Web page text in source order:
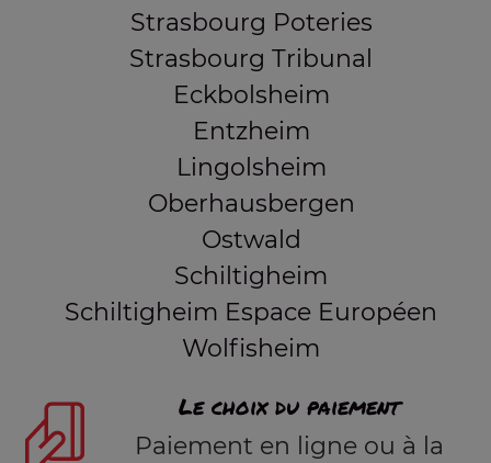
Strasbourg Poteries
Strasbourg Tribunal
Eckbolsheim
Entzheim
Lingolsheim
Oberhausbergen
Ostwald
Schiltigheim
Schiltigheim Espace Européen
Wolfisheim
Le choix du paiement
Paiement en ligne ou à la